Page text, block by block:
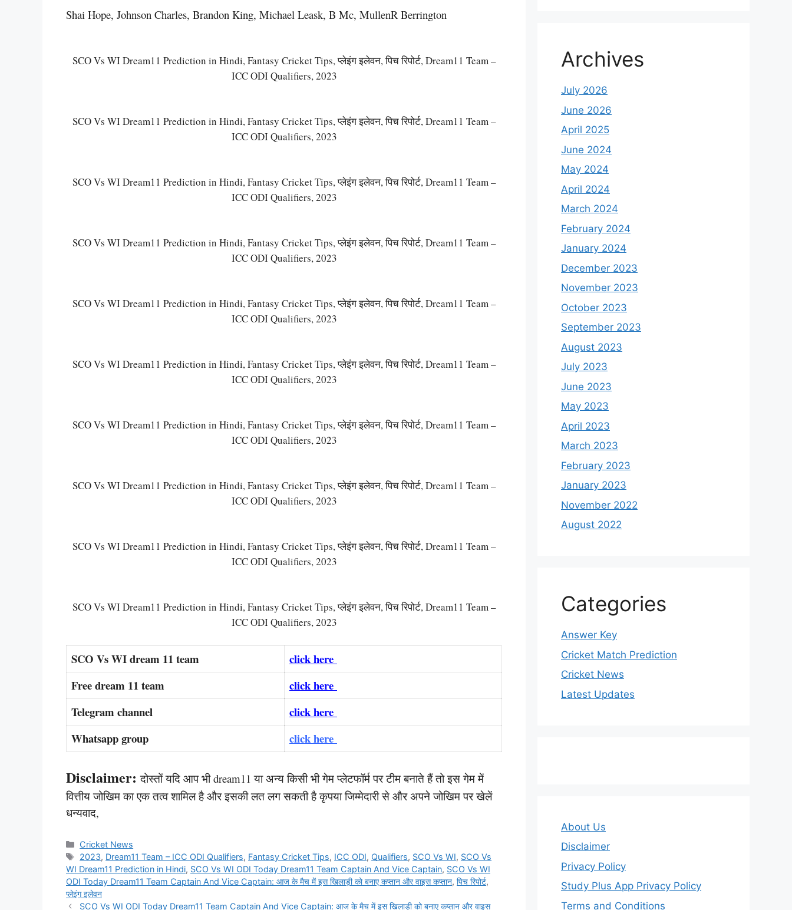
Shai Hope, Johnson Charles, Brandon King, Michael Leask, B Mc, MullenR Berrington
SCO Vs WI Dream11 Prediction in Hindi, Fantasy Cricket Tips, प्लेइंग इलेवन, पिच रिपोर्ट, Dream11 Team –
ICC ODI Qualifiers, 2023
SCO Vs WI Dream11 Prediction in Hindi, Fantasy Cricket Tips, प्लेइंग इलेवन, पिच रिपोर्ट, Dream11 Team –
ICC ODI Qualifiers, 2023
SCO Vs WI Dream11 Prediction in Hindi, Fantasy Cricket Tips, प्लेइंग इलेवन, पिच रिपोर्ट, Dream11 Team –
ICC ODI Qualifiers, 2023
SCO Vs WI Dream11 Prediction in Hindi, Fantasy Cricket Tips, प्लेइंग इलेवन, पिच रिपोर्ट, Dream11 Team –
ICC ODI Qualifiers, 2023
SCO Vs WI Dream11 Prediction in Hindi, Fantasy Cricket Tips, प्लेइंग इलेवन, पिच रिपोर्ट, Dream11 Team –
ICC ODI Qualifiers, 2023
SCO Vs WI Dream11 Prediction in Hindi, Fantasy Cricket Tips, प्लेइंग इलेवन, पिच रिपोर्ट, Dream11 Team –
ICC ODI Qualifiers, 2023
SCO Vs WI Dream11 Prediction in Hindi, Fantasy Cricket Tips, प्लेइंग इलेवन, पिच रिपोर्ट, Dream11 Team –
ICC ODI Qualifiers, 2023
SCO Vs WI Dream11 Prediction in Hindi, Fantasy Cricket Tips, प्लेइंग इलेवन, पिच रिपोर्ट, Dream11 Team –
ICC ODI Qualifiers, 2023
SCO Vs WI Dream11 Prediction in Hindi, Fantasy Cricket Tips, प्लेइंग इलेवन, पिच रिपोर्ट, Dream11 Team –
ICC ODI Qualifiers, 2023
SCO Vs WI Dream11 Prediction in Hindi, Fantasy Cricket Tips, प्लेइंग इलेवन, पिच रिपोर्ट, Dream11 Team –
ICC ODI Qualifiers, 2023
SCO Vs WI dream 11 team
click here
Free dream 11 team
click here
Telegram channel
click here
Whatsapp group
click here
Disclaimer: दोस्तों यदि आप भी dream11 या अन्य किसी भी गेम प्लेटफॉर्म पर टीम बनाते हैं तो इस गेम में
वित्तीय जोखिम का एक तत्व शामिल है और इसकी लत लग सकती है कृपया जिम्मेदारी से और अपने जोखिम पर खेलें
धन्यवाद,
Categories
Cricket News
Tags
2023, Dream11 Team – ICC ODI Qualifiers, Fantasy Cricket Tips, ICC ODI, Qualifiers, SCO Vs WI, SCO Vs
WI Dream11 Prediction in Hindi, SCO Vs WI ODI Today Dream11 Team Captain And Vice Captain, SCO Vs WI
ODI Today Dream11 Team Captain And Vice Captain: आज के मैच में इस खिलाड़ी को बनाए कप्तान और वाइस कप्तान, पिच रिपोर्ट,
प्लेइंग इलेवन
SCO Vs WI ODI Today Dream11 Team Captain And Vice Captain: आज के मैच में इस खिलाड़ी को बनाए कप्तान और वाइस
Archives
July 2026
June 2026
April 2025
June 2024
May 2024
April 2024
March 2024
February 2024
January 2024
December 2023
November 2023
October 2023
September 2023
August 2023
July 2023
June 2023
May 2023
April 2023
March 2023
February 2023
January 2023
November 2022
August 2022
Categories
Answer Key
Cricket Match Prediction
Cricket News
Latest Updates
About Us
Disclaimer
Privacy Policy
Study Plus App Privacy Policy
Terms and Conditions